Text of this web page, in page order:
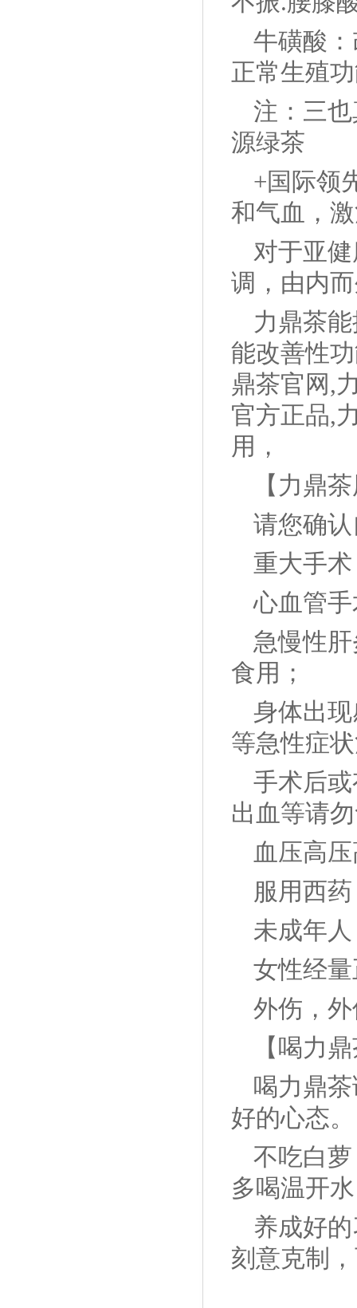
牛磺酸
正常生殖
注：三
源绿茶
+国际领
和气血，
对于亚
调，由内
力鼎茶
能改善性
鼎茶官网,
官方正品,
用，
【力鼎
请您确
重大手
心血管
急慢性
食用；
身体出
等急性症
手术后
出血等请
血压高
服用西
未成年
女性经
外伤，
【喝力
喝力鼎
好的心态。
不吃白
多喝温开
养成好
刻意克制